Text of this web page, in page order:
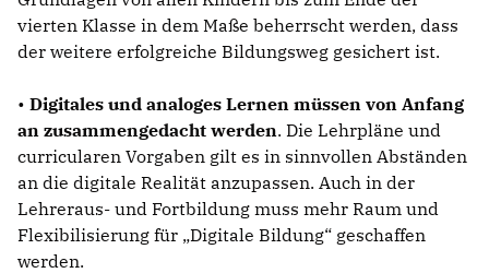
vierten Klasse in dem Maße beherrscht werden, dass
der weitere erfolgreiche Bildungsweg gesichert ist.
• Digitales und analoges Lernen müssen von Anfang
an zusammengedacht werden. Die Lehrpläne und
curricularen Vorgaben gilt es in sinnvollen Abständen
an die digitale Realität anzupassen. Auch in der
Lehreraus- und Fortbildung muss mehr Raum und
Flexibilisierung für „Digitale Bildung“ geschaffen
werden.